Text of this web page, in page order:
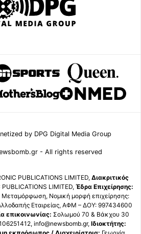
by DPG Digital Media Group
- All rights reserved
PUBLICATIONS LIMITED, Διακριτικός
PUBLICATIONS LIMITED, Έδρα Επιχείρησης:
Νομική μορφή επιχείρησης:
Εταιρείας, ΑΦΜ – ΔΟΥ: 997434600
επικοινωνίας: Σολωμού 70 & Βάκχου 30
info@newsbomb.gr, Ιδιοκτήτης: